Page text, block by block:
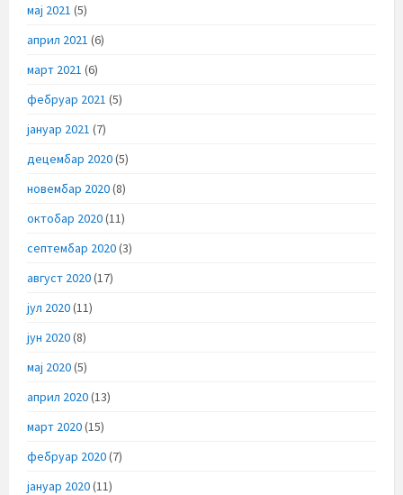
мај 2021 (5)
април 2021 (6)
март 2021 (6)
фебруар 2021 (5)
јануар 2021 (7)
децембар 2020(5)
новембар 2020(8)
октобар 2020(11)
септембар 2020(3)
август 2020(17)
јул 2020(11)
јун 2020(8)
мај 2020(5)
април 2020(13)
март 2020(15)
фебруар 2020(7)
јануар 2020(11)